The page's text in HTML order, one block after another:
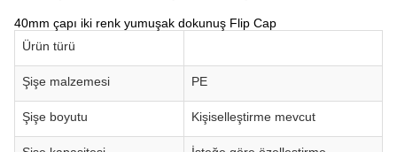
40mm çapı iki renk yumuşak dokunuş Flip Cap
Ürün türü
Şişe malzemesi PE
Şişe boyutu Kişiselleştirme mevcut